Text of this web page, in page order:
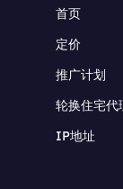
首页
定价
推广计划
轮换住宅代
IP地址